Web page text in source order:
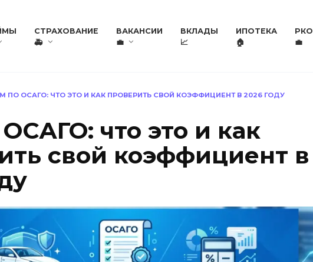
СТРАХОВАНИЕ
🚑
ВАКАНСИИ
💼
ВКЛАДЫ
📈
ИПОТЕКА
🏠
РКО
💼
ПО ОСАГО: ЧТО ЭТО И КАК ПРОВЕРИТЬ СВОЙ КОЭФФИЦИЕНТ В 2026 ГОДУ
что это и как
свой коэффициент в